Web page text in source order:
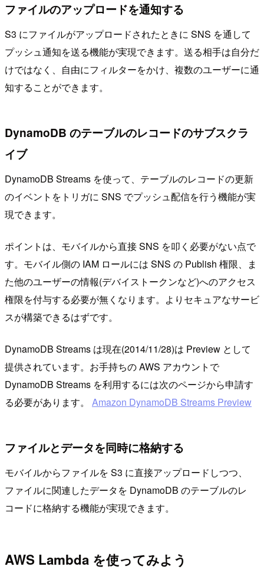
ファイルのアップロードを通知する
S3 にファイルがアップロードされたときに SNS を通して
プッシュ通知を送る機能が実現できます。送る相手は自分だ
けではなく、自由にフィルターをかけ、複数のユーザーに通
知することができます。
DynamoDB のテーブルのレコードのサブスクラ
イブ
DynamoDB Streams を使って、テーブルのレコードの更新
のイベントをトリガに SNS でプッシュ配信を行う機能が実
現できます。
ポイントは、モバイルから直接 SNS を叩く必要がない点で
す。モバイル側の IAM ロールには SNS の Publish 権限、ま
た他のユーザーの情報(デバイストークンなど)へのアクセス
権限を付与する必要が無くなります。よりセキュアなサービ
スが構築できるはずです。
DynamoDB Streams は現在(2014/11/28)は Preview として
提供されています。お手持ちの AWS アカウントで
DynamoDB Streams を利用するには次のページから申請す
る必要があります。 Amazon DynamoDB Streams Preview
ファイルとデータを同時に格納する
モバイルからファイルを S3 に直接アップロードしつつ、
ファイルに関連したデータを DynamoDB のテーブルのレ
コードに格納する機能が実現できます。
AWS Lambda を使ってみよう